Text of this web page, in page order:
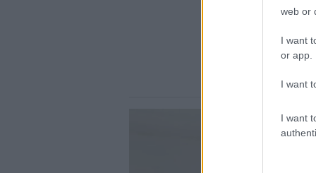
web or
I want
or app.
I want
I want